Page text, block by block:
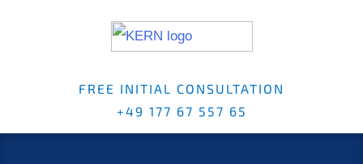
FREE INITI­AL CONSUL­TA­TI­ON
+49 177 67 557 65